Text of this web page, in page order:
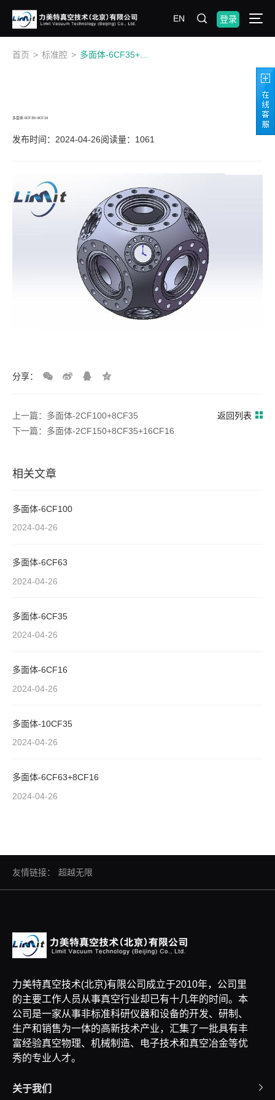
EN 登录
首页 > 标准腔 >
多面体-6CF35+8CF16
发布时间：2024-04-26阅读量：1061
分享：
上一篇：多面体-2CF100+8CF35
返回列表
下一篇：多面体-2CF150+8CF35+16CF16
相关文章
多面体-6CF100
2024-04-26
多面体-6CF63
2024-04-26
多面体-6CF35
2024-04-26
多面体-6CF16
2024-04-26
多面体-10CF35
2024-04-26
多面体-6CF63+8CF16
2024-04-26
友情链接： 超越无限
力美特真空技术(北京)有限公司成立于2010年，公司里
的主要工作人员从事真空行业却已有十几年的时间。本
公司是一家从事非标准科研仪器和设备的开发、研制、
生产和销售为一体的高新技术产业，汇集了一批具有丰
富经验真空物理、机械制造、电子技术和真空冶金等优
秀的专业人才。
关于我们